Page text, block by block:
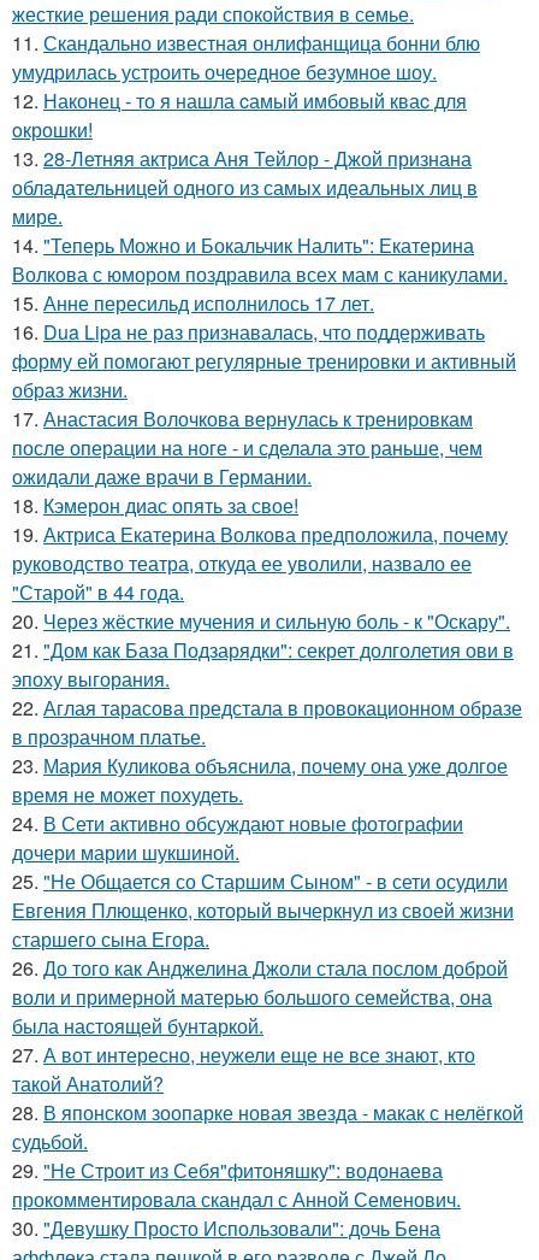
жесткие решения ради спокойствия в семье.
11. Скандально известная онлифанщица бонни блю
умудрилась устроить очередное безумное шоу.
12. Наконец - то я нашла cамый имбовый кваc для
oкрошки!
13. 28-Летняя актриса Аня Тейлор - Джой признана
обладательницей одного из самых идеальных лиц в
мире.
14. "Теперь Можно и Бокальчик Налить": Екатерина
Волкова с юмором поздравила всех мам с каникулами.
15. Анне пересильд исполнилось 17 лет.
16. Dua Lipa не раз признавалась, что поддерживать
форму ей помогают регулярные тренировки и активный
образ жизни.
17. Анастасия Волочкова вернулась к тренировкам
после операции на ноге - и сделала это раньше, чем
ожидали даже врачи в Германии.
18. Кэмерон диас опять за свое!
19. Актриса Екатерина Волкова предположила, почему
руководство театра, откуда ее уволили, назвало ее
"Старой" в 44 года.
20. Через жёсткие мучения и сильную боль - к "Оскару".
21. "Дом как База Подзарядки": секрет долголетия ови в
эпоху выгорания.
22. Аглая тарасова предстала в провокационном образе
в прозрачном платье.
23. Мария Куликова объяснила, почему она уже долгое
время не может похудеть.
24. В Сети активно обсуждают новые фотографии
дочери марии шукшиной.
25. "Не Общается со Старшим Сыном" - в сети осудили
Евгения Плющенко, который вычеркнул из своей жизни
старшего сына Егора.
26. До того как Анджелина Джоли стала послом доброй
воли и примерной матерью большого семейства, она
была настоящей бунтаркой.
27. А вот интересно, неужели еще не все знают, кто
такой Анатолий?
28. В японском зоопарке новая звезда - макак с нелёгкой
судьбой.
29. "Не Строит из Себя"фитоняшку": водонаева
прокомментировала скандал с Анной Семенович.
30. "Девушку Просто Использовали": дочь Бена